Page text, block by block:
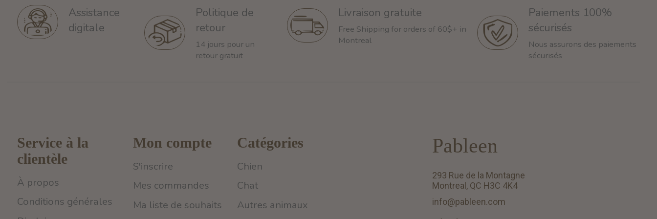
Assistance
digitale
Politique de
retour
14 jours pour un
retour gratuit
Livraison gratuite
Free Shipping for orders of 60$+ in
Montreal
Paiements 100%
sécurisés
Nous assurons des paiements
sécurisés
Service à la
clientèle
À propos
Conditions générales
Mon compte
S'inscrire
Mes commandes
Ma liste de souhaits
Catégories
Chien
Chat
Autres animaux
Pableen
293 Rue de la Montagne
Montreal, QC H3C 4K4
info@pableen.com